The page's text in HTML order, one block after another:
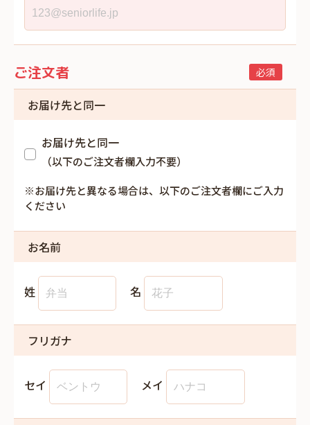
ご注文者
お届け先と同一
お届け先と同一
（以下のご注文者欄入力不要）
※お届け先と異なる場合は、以下のご注文者欄にご入力
ください
お名前
姓 名
フリガナ
セイ メイ